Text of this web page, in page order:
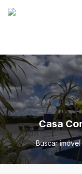
Casa
Buscar imóvel